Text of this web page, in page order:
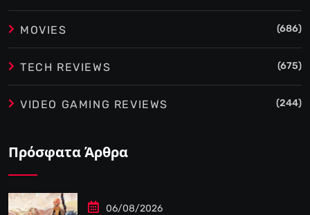
MOVIES (686)
TECH REVIEWS (675)
VIDEO GAMING REVIEWS (244)
Πρόσφατα Άρθρα
06/08/2026